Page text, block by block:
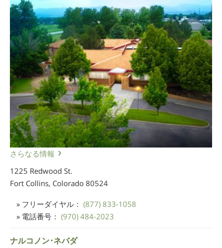
さらなる情報
1225 Redwood St.
Fort Collins, Colorado 80524
» フリーダイヤル： (877) 833-1058
» 電話番号： (970) 484-2023
ナルコノン･ネバダ